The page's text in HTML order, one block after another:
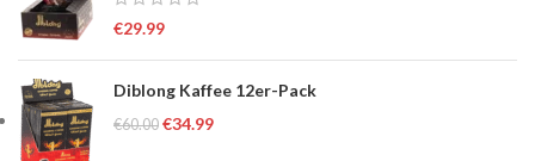
€29.99
Diblong Kaffee 12er-Pack
€60.00 €34.99